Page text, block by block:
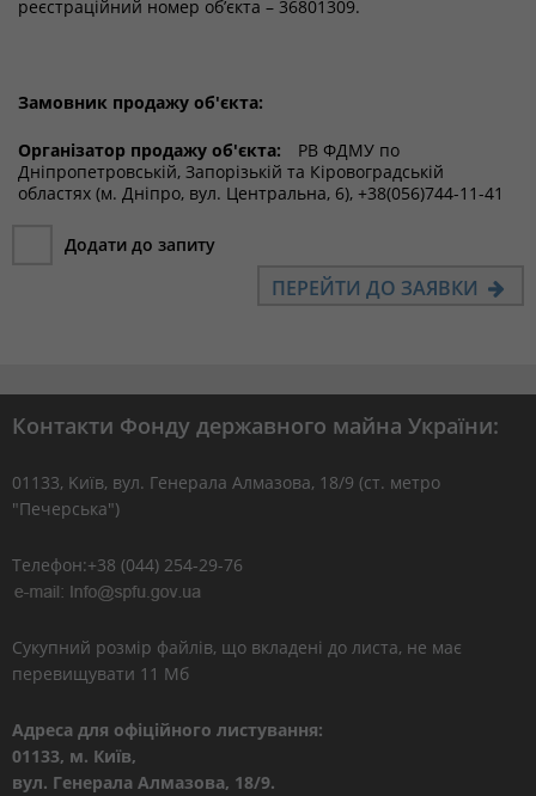
реєстраційний номер об’єкта – 36801309.
Замовник продажу об'єкта:
Організатор продажу об'єкта:
РВ ФДМУ по
Дніпропетровській, Запорізькій та Кіровоградській
областях (м. Дніпро, вул. Центральна, 6), +38(056)744-11-41
Додати до запиту
ПЕРЕЙТИ ДО ЗАЯВКИ
Контакти Фонду державного майна України:
01133, Kиїв, вул. Генерала Алмазова, 18/9 (ст. метро
"Печерська")
Телефон:+38 (044) 254-29-76
Сукупний розмір файлів, що вкладені до листа, не має
перевищувати 11 Мб
Адреса для офіційного листування:
01133, м. Київ,
вул. Генерала Алмазова, 18/9.